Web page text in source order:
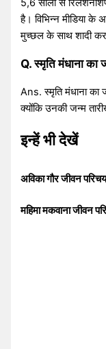
5,6 सालों से
है। विभिन्न मीडिया के
मुच्छल के साथ शादी
Q. स्मृति मंधाना का
Ans. स्मृति मंधाना का
क्योंकि उनकी जन्म
इन्हें भी देखें
अविका गौर जीवन
महिमा मकवाना जीवन